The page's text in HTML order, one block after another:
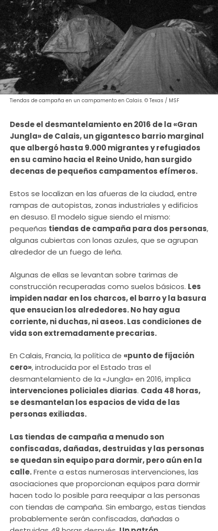
Tiendas de campaña en un campamento en Calais. © Texas / MSF
Desde el desmantelamiento en 2016 de la «Gran
Jungla» de Calais, un gigantesco barrio marginal
que albergó hasta 9.000 migrantes y refugiados
en su camino hacia el Reino Unido, han surgido
decenas de pequeños campamentos efímeros.
Estos se localizan en las afueras de la ciudad, entre
rampas de autopistas, zonas industriales y edificios
en desuso. El modelo sigue siendo el mismo:
pequeñas tiendas de campaña para dos personas,
algunas cubiertas con lonas azules, que se agrupan
alrededor de un fuego de leña.
Algunas de ellas se levantan sobre tarimas de
construcción recuperadas como suelos básicos. Les
impiden nadar en los charcos, el barro y la basura
que ensucian los alrededores. No hay agua
corriente, ni duchas, ni aseos. Las condiciones de
vida son extremadamente precarias.
En Calais, Francia, la política de «punto de fijación
cero», introducida por el Estado tras el
desmantelamiento de la «Jungla» en 2016, implica
intervenciones policiales diarias. Cada 48 horas,
se desmantelan los espacios de vida de las
personas exiliadas.
Las tiendas de campaña a menudo son
confiscadas, dañadas, destruidas y las personas
se quedan sin equipo para dormir, pero aún en la
calle.Frente a estas numerosas intervenciones, las
asociaciones que proporcionan equipos para dormir
hacen todo lo posible para reequipar a las personas
con tiendas de campaña. Sin embargo, estas tiendas
probablemente serán confiscadas, dañadas o